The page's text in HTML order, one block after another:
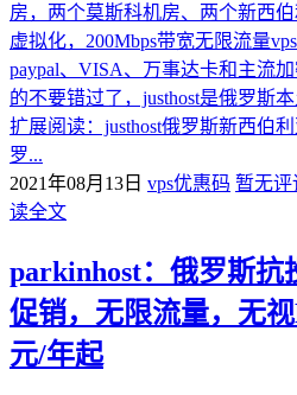
房，两个莫斯科机房、两个新西
虚拟化，200Mbps带宽无限流量
paypal、VISA、万事达卡和主流
的不要错过了，justhost是俄罗斯
扩展阅读：justhost俄罗斯新西伯
罗...
2021年08月13日 vps优惠码 暂无评
读全文
parkinhost：俄罗斯抗
促销，无限流量，无
元/年起